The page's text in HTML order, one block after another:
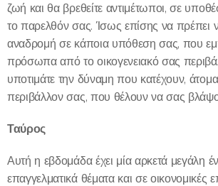
ζωή και θα βρεθείτε αντιμέτωποι, σε
το παρελθόν σας. Ίσως επίσης να πρέπει
αναδρομή σε κάποια υπόθεση σας, που
πρόσωπα από το οικογενειακό σας
υποτιμάτε την δύναμη που κατέχουν,
περιβάλλον σας, που θέλουν να σας
Ταύρος
Αυτή η εβδομάδα έχει μία αρκετά μεγάλη
επαγγελματικά θέματα και σε οικονομικές